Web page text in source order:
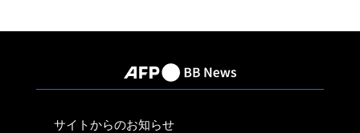
サイトからのお知らせ